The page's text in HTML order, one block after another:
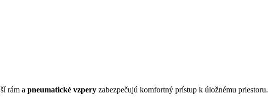
rám a pneumatické vzpery zabezpečujú komfortný prístup k úložnému priestoru.